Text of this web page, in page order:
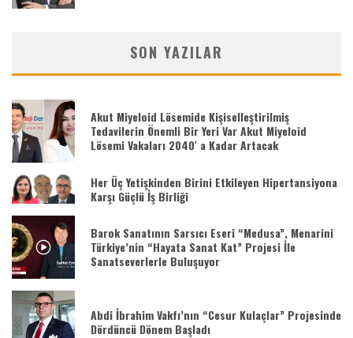
SON YAZILAR
Akut Miyeloid Lösemide Kişiselleştirilmiş
Tedavilerin Önemli Bir Yeri Var Akut Miyeloid
Lösemi Vakaları 2040′ a Kadar Artacak
Her Üç Yetişkinden Birini Etkileyen Hipertansiyona
Karşı Güçlü İş Birliği
Barok Sanatının Sarsıcı Eseri “Medusa”, Menarini
Türkiye’nin “Hayata Sanat Kat” Projesi İle
Sanatseverlerle Buluşuyor
Abdi İbrahim Vakfı’nın “Cesur Kulaçlar” Projesinde
Dördüncü Dönem Başladı